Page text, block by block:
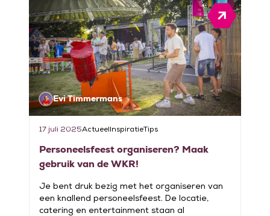
Evi Timmermans
17 juli 2025ActueelInspiratie Tips
Personeelsfeest organiseren? Maak
gebruik van de WKR!
Je bent druk bezig met het organiseren van
een knallend personeelsfeest. De locatie,
catering en entertainment staan al